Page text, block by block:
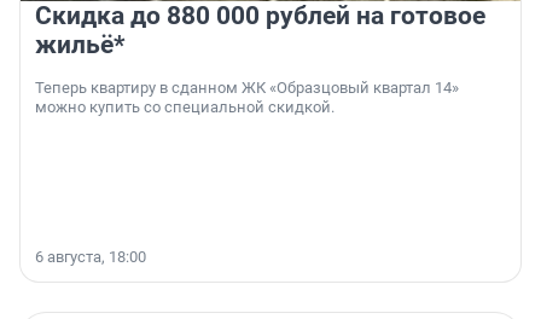
Скидка до 880 000 рублей на готовое
жильё*
Теперь квартиру в сданном ЖК «Образцовый квартал 14»
можно купить со специальной скидкой.
6 августа, 18:00